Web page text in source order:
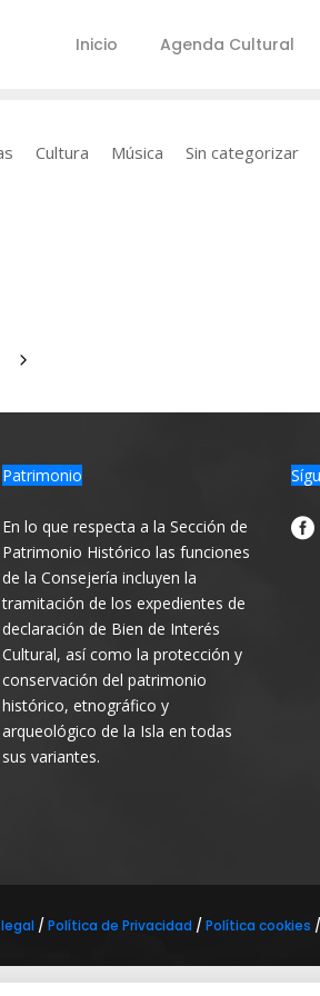
Inicio Agenda Cultural
Cultura Música Sin categorizar
Patrimonio
En lo que respecta a la Sección de
Patrimonio Histórico las funciones
de la Consejería incluyen la
tramitación de los expedientes de
declaración de Bien de Interés
Cultural, así como la protección y
conservación del patrimonio
histórico, etnográfico y
arqueológico de la Isla en todas
sus variantes.
/ Política de Privacidad / Política cookies